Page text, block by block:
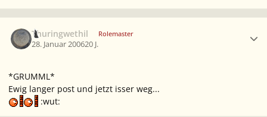
Thuringwethil Rolemaster
28. Januar 200620 J.
*GRUMML*
Ewig langer post und jetzt isser weg...
:wut: